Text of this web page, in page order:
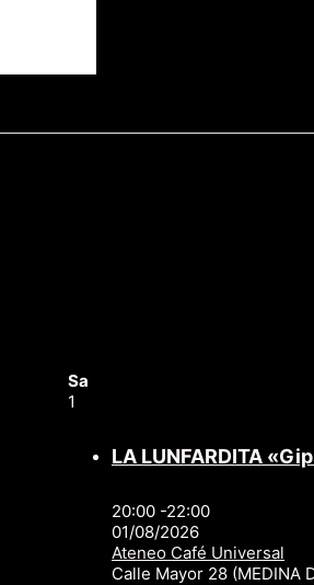
Sa
1
LA LUNFARDITA
20:00 -22:00
01/08/2026
Ateneo Café Universal
Calle Mayor 28 (MEDINA